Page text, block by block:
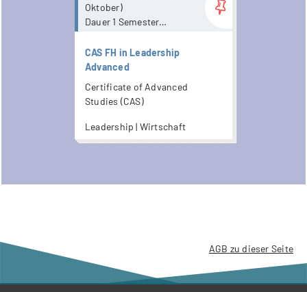
Oktober)
Dauer 1 Semester
CAS FH in Leadership
Advanced
Certificate of Advanced
Studies (CAS)
Leadership | Wirtschaft
AGB zu dieser Seite